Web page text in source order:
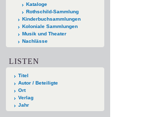
Kataloge
Rothschild-Sammlung
Kinderbuchsammlungen
Koloniale Sammlungen
Musik und Theater
Nachlässe
LISTEN
Titel
Autor / Beteiligte
Ort
Verlag
Jahr